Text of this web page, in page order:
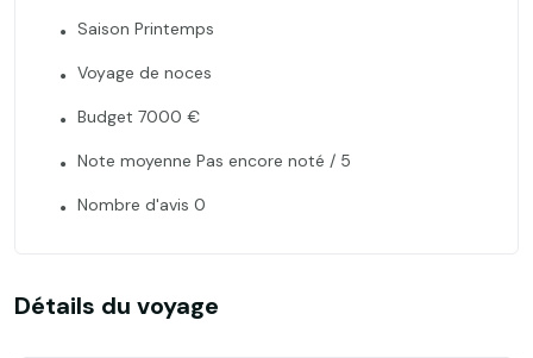
Saison Printemps
Voyage de noces
Budget 7000 €
Note moyenne Pas encore noté / 5
Nombre d'avis 0
Détails du voyage